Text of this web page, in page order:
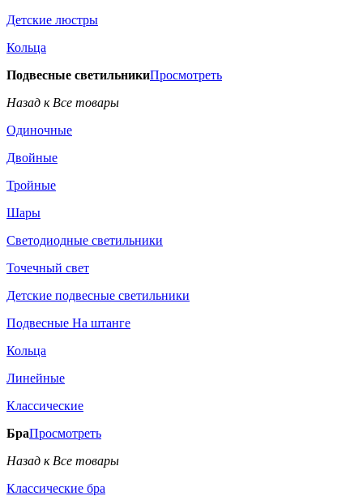
Детские люстры
Кольца
Подвесные светильникиПросмотреть
Назад к Все товары
Одиночные
Двойные
Тройные
Шары
Светодиодные светильники
Точечный свет
Детские подвесные светильники
Подвесные На штанге
Кольца
Линейные
Классические
БраПросмотреть
Назад к Все товары
Классические бра